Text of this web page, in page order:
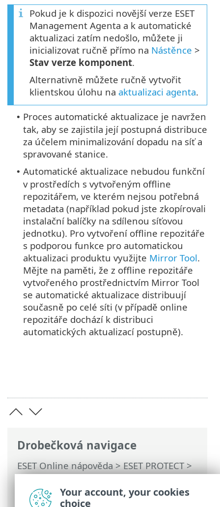
Drobečková navigace
ESET Online nápověda>ESET PROTECT>
Používání ESET PROTECT>Automatické
aktualizace> Automatická aktualizace
ESET Management Agenta
Pokud je k dispozici novější verze ESET
Management Agenta a k automatické
aktualizaci zatím nedošlo, můžete ji
inicializovat ručně přímo na Nástěnce >
Stav verze komponent.
Alternativně můžete ručně vytvořit
klientskou úlohu na aktualizaci agenta.
• Proces automatické aktualizace je navržen
tak, aby se zajistila její postupná distribuce
za účelem minimalizování dopadu na síť a
spravované stanice.
• Automatické aktualizace nebudou funkční
v prostředích s vytvořeným offline
repozitářem, ve kterém nejsou potřebná
metadata (například pokud jste zkopírovali
instalační balíčky na sdílenou síťovou
jednotku). Pro vytvoření offline repozitáře
s podporou funkce pro automatickou
aktualizaci produktu využijte Mirror Tool.
Mějte na paměti, že z offline repozitáře
vytvořeného prostřednictvím Mirror Tool
se automatické aktualizace distribuují
současně po celé síti (v případě online
repozitáře dochází k distribuci
automatických aktualizací postupně).
Your account, your cookies
choice